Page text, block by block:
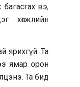
вэ,
хөгжлийн
ярихгүй. Та
ямар орон
Та бид